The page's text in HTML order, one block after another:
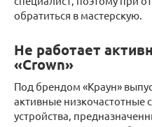
обратиться в мастерскую.
Не работает
«Crown»
Под брендом «Краун»
активные низкочастотные
устройства,